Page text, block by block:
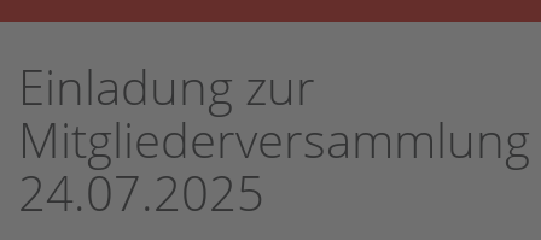
Einladung zur
Mitgliederversammlung
24.07.2025